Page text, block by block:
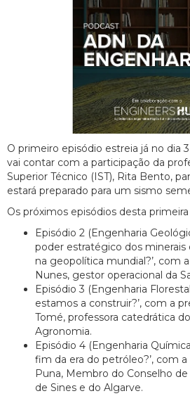
O primeiro episódio estreia já no dia
vai contar com a participação da
Superior Técnico (IST), Rita Bento,
estará preparado para um sismo
Os próximos episódios desta
Episódio 2 (Engenharia
poder estratégico dos minerais
na geopolítica mundial?’, com
Nunes, gestor operacional da
Episódio 3 (Engenharia
estamos a construir?’, com a
Tomé, professora catedrática
Agronomia.
Episódio 4 (Engenharia
fim da era do petróleo?’, com
Puna, Membro do Conselho
de Sines e do Algarve.